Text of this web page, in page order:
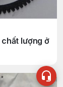
lượng ở